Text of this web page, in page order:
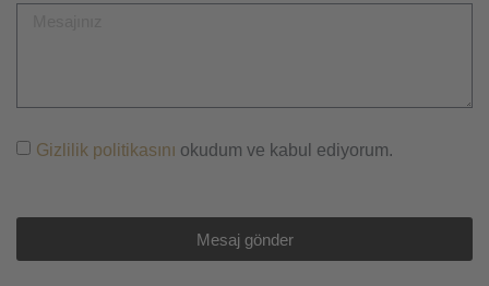
Gizlilik politikasını okudum ve kabul ediyorum.
Mesaj gönder